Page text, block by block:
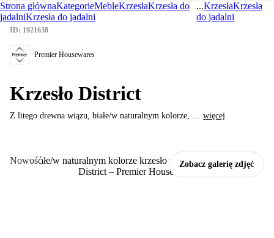
Strona głównaKategorieMebleKrzesłaKrzesła do
jadalniKrzesła do jadalni
...KrzesłaKrzesła
do jadalni
Zobacz galerię zdjęć
Nowość
ID: 1921638
Premier Housewares
Krzesło District
Z litego drewna wiązu, białe/w naturalnym kolorze, … więcej